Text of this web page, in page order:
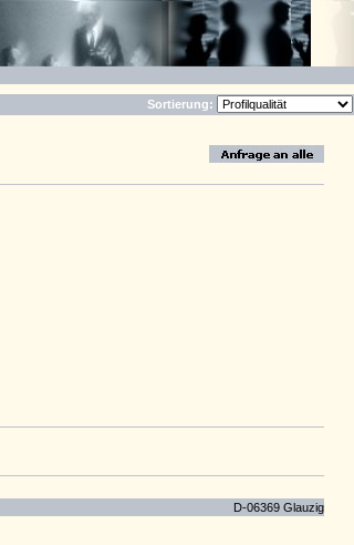
Sortierung:
D-06369 Glauzig